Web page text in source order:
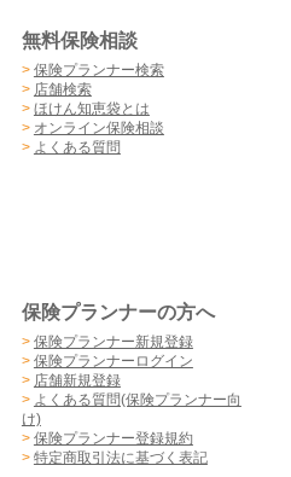
無料保険相談
> 保険プランナー検索
> 店舗検索
> ほけん知恵袋とは
> オンライン保険相談
> よくある質問
保険プランナーの方へ
> 保険プランナー新規登録
> 保険プランナーログイン
> 店舗新規登録
> よくある質問(保険プランナー向
け)
> 保険プランナー登録規約
> 特定商取引法に基づく表記